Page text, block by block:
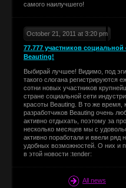
самого наилучшего!
October 21, 2011 at 3:20 pm
77.777 участников социальной
Beauting!
Выбирай лучшее! Видимо, под
такого слогана регистрируются
сотни новых участников
стране социальной сети
красоты Beauting. В то же время,
разработчиков Beauting очень
активно отдыхать, поэтому за
несколько месяцев мы с
активно поработали и ввели ряд
удобных возможностей. О них и
в этой новости :tender:
All news